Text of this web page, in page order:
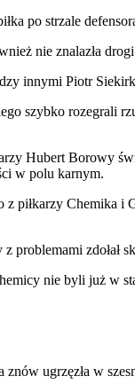
po strzale
nie znalazła
innymi Piotr
szybko rozegrali
Hubert Borowy
w polu karnym.
piłkarzy Chemika i
problemami zdołał
nie byli już w
ugrzęzła w